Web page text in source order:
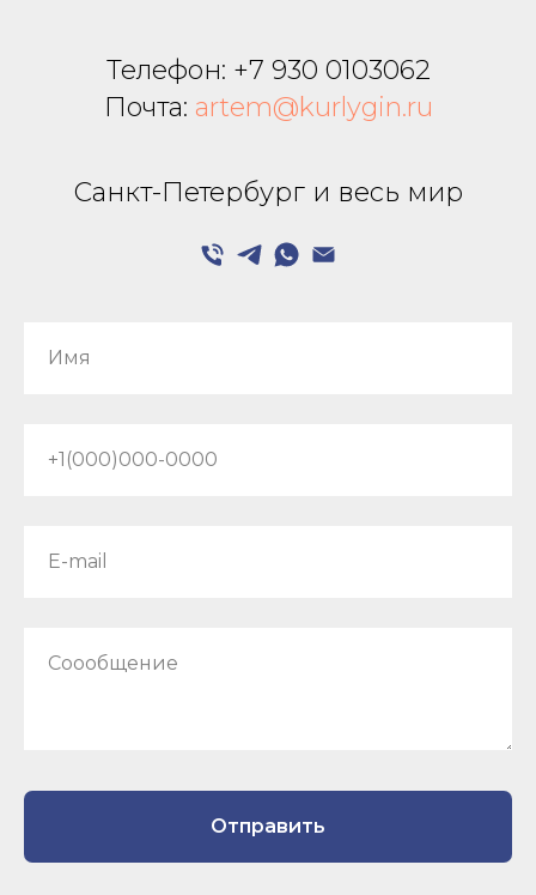
Телефон: +7 930 0103062
Почта: artem@kurlygin.ru
Санкт-Петербург и весь мир
Имя
+1(000)000-0000
E-mail
Соообщение
Отправить